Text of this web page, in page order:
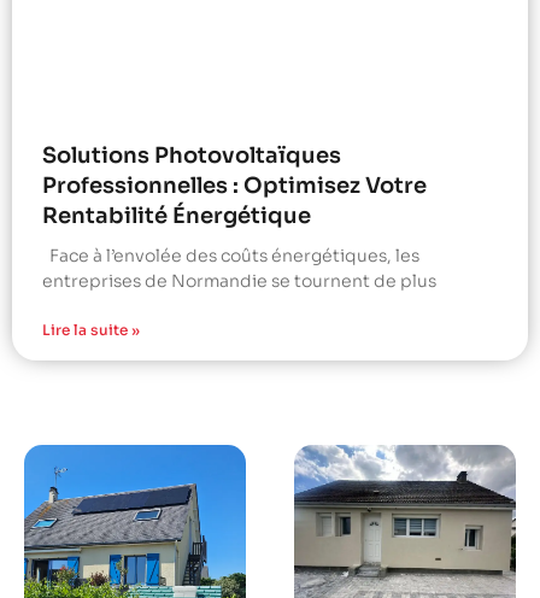
Solutions Photovoltaïques
Professionnelles : Optimisez Votre
Rentabilité Énergétique
Face à l’envolée des coûts énergétiques, les
entreprises de Normandie se tournent de plus
Lire la suite »